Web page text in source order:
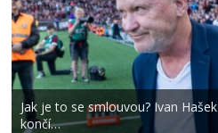
Jak je to se smlouvou? Ivan Hašek
končí…